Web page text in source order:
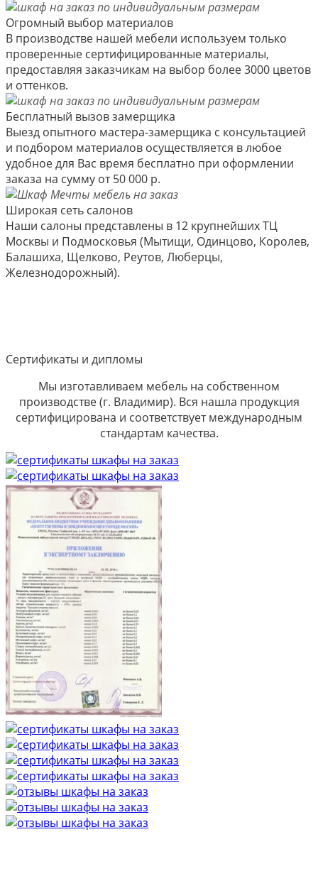
Огромный выбор материалов
В производстве нашей мебели используем только
проверенные сертифицированные материалы,
предоставляя заказчикам на выбор более 3000 цветов
и оттенков.
Бесплатный вызов замерщика
Выезд опытного мастера-замерщика с консультацией
и подбором материалов осуществляется в любое
удобное для Вас время бесплатно при оформлении
заказа на сумму от 50 000 р.
Широкая сеть салонов
Наши салоны представлены в 12 крупнейших ТЦ
Москвы и Подмосковья (Мытищи, Одинцово, Королев,
Балашиха, Щелково, Реутов, Люберцы,
Железнодорожный).
Сертификаты и дипломы
Мы изготавливаем мебель на собственном
производстве (г. Владимир). Вся нашла продукция
сертифицирована и соответствует международным
стандартам качества.